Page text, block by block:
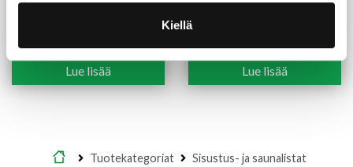
Kiellä
Alk.
Hintaluokka:
-
Lue lisää
mm mänty
Lue lisää
Etusivu
Tuotekategoriat Sisustus- ja saunalistat